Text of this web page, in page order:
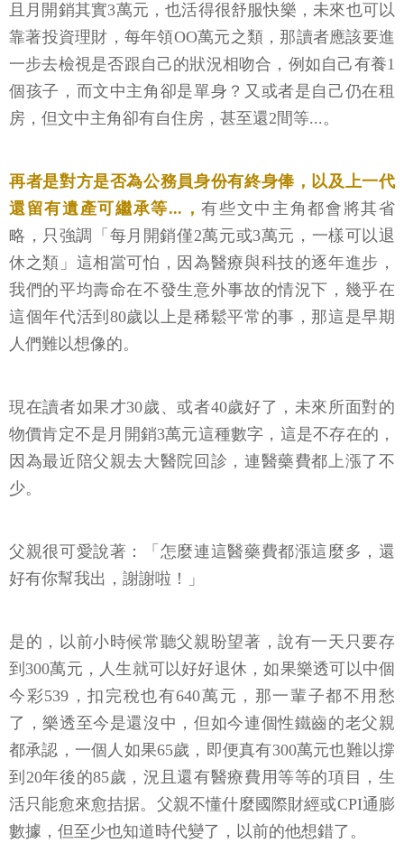
且月開銷其實3萬元，也活得很舒服快樂，未來也可以
靠著投資理財，每年領OO萬元之類，那讀者應該要進
一步去檢視是否跟自己的狀況相吻合，例如自己有養1
個孩子，而文中主角卻是單身？又或者是自己仍在租
房，但文中主角卻有自住房，甚至還2間等...。
再者是對方是否為公務員身份有終身俸，以及上一代
還留有遺產可繼承等...，有些文中主角都會將其省
略，只強調「每月開銷僅2萬元或3萬元，一樣可以退
休之類」這相當可怕，因為醫療與科技的逐年進步，
我們的平均壽命在不發生意外事故的情況下，幾乎在
這個年代活到80歲以上是稀鬆平常的事，那這是早期
人們難以想像的。
現在讀者如果才30歲、或者40歲好了，未來所面對的
物價肯定不是月開銷3萬元這種數字，這是不存在的，
因為最近陪父親去大醫院回診，連醫藥費都上漲了不
少。
父親很可愛說著：「怎麼連這醫藥費都漲這麼多，還
好有你幫我出，謝謝啦！」
是的，以前小時候常聽父親盼望著，說有一天只要存
到300萬元，人生就可以好好退休，如果樂透可以中個
今彩539，扣完稅也有640萬元，那一輩子都不用愁
了，樂透至今是還沒中，但如今連個性鐵齒的老父親
都承認，一個人如果65歲，即便真有300萬元也難以撐
到20年後的85歲，況且還有醫療費用等等的項目，生
活只能愈來愈拮据。父親不懂什麼國際財經或CPI通膨
數據，但至少也知道時代變了，以前的他想錯了。